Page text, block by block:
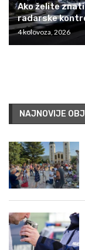
Ako želite
radarske
4 kolovoza, 2026
NAJNOVIJE